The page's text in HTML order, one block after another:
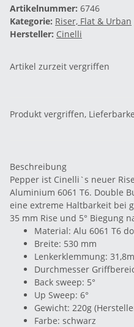
Artikelnummer: 6746
Kategorie: Riser, Flat & Urban
Hersteller: Cinelli
Artikel zurzeit vergriffen
Produkt vergriffen,
Beschreibung
Pepper ist Cinelli`s neuer
Aluminium 6061 T6. Double
eine extreme Haltbarkeit bei
35 mm Rise und 5° Biegung
Material: Alu 6061 T6
Breite: 530 mm
Lenkerklemmung:
Durchmesser
Back sweep: 5°
Up Sweep: 6°
Gewicht: 220g
Farbe: schwarz